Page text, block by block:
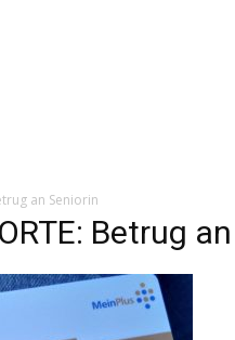
an Seniorin
Betrug